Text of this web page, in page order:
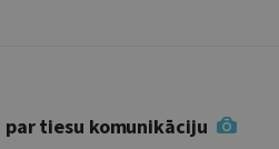
par tiesu komunikāciju